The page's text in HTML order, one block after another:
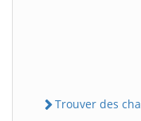
Trouver des